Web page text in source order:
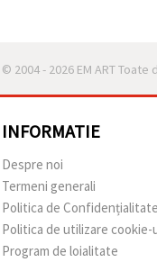
© 2004 - 2026 EM ART
INFORMATIE
Despre noi
Termeni generali
Politica de Confidențialitate
Politica de utilizare cookie-
Program de loialitate